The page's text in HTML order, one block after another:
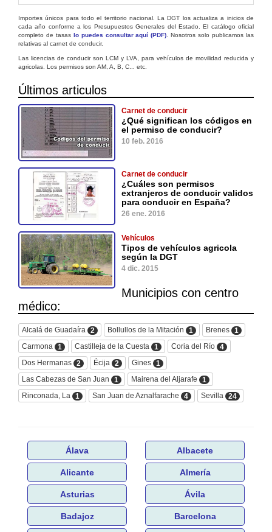
Importes únicos para todo el territorio nacional. La DGT los actualiza a inicios de
cada año conforme a los Presupuestos Generales del Estado. El catálogo oficial
completo de tasas lo puedes consultar aquí (PDF) . Nosotros solo publicamos las
relativas al carnet de conducir.
Las licencias de conducir son LCM y LVA, para vehículos de movilidad reducida y
agricolas. Los permisos son AM, A, B, C... etc.
Últimos articulos
Carnet de conducir
¿Qué significan los códigos en
el permiso de conducir?
10 feb. 2016
Carnet de conducir
¿Cuáles son permisos
extranjeros de conducir validos
para conducir en España?
26 ene. 2016
Vehículos
Tipos de vehículos agricola
según la DGT
4 dic. 2015
Municipios con centro
médico:
Alcalá de Guadaíra 2 Bollullos de la Mitación 1 Brenes 1
Carmona
1 Castilleja de la Cuesta 1 Coria del Río 4
Dos Hermanas 2 Écija 2 Gines 1
Las Cabezas de San Juan
1 Mairena del Aljarafe
1
Rinconada, La
1 San Juan de Aznalfarache 4 Sevilla 24
Álava Albacete
Alicante Almería
Asturias Ávila
Badajoz Barcelona